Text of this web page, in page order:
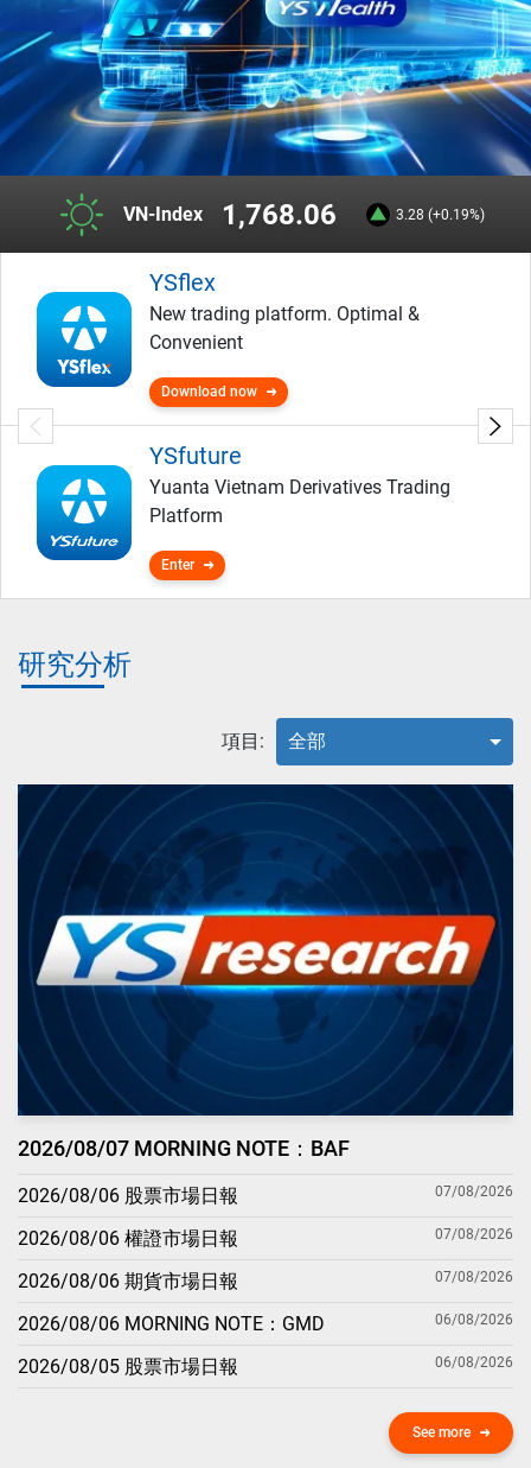
VN-Index 1,768.06 3.28 (+0.19%)
YSflex
New trading platform. Optimal &
Convenient
Download now
YSfuture
Yuanta Vietnam Derivatives Trading
Platform
Enter
研究分析
項目: 全部
2026/08/07 MORNING NOTE：BAF
2026/08/06 股票市場日報 07/08/2026
2026/08/06 權證市場日報 07/08/2026
2026/08/06 期貨市場日報 07/08/2026
2026/08/06 MORNING NOTE：GMD 06/08/2026
2026/08/05 股票市場日報 06/08/2026
See more